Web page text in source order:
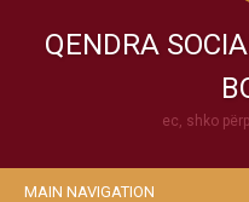
QENDRA
ec, shko
MAIN NAVIGATION